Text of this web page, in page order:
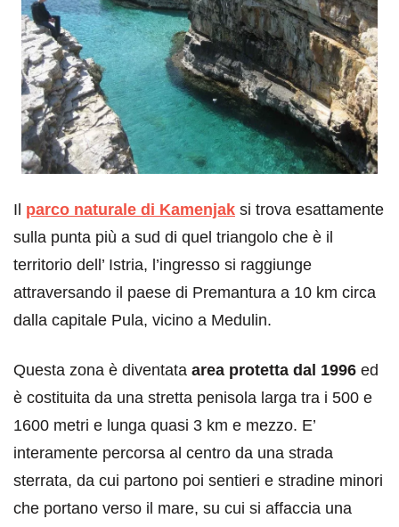
Il parco naturale di Kamenjak si trova esattamente
sulla punta più a sud di quel triangolo che è il
territorio dell’ Istria, l’ingresso si raggiunge
attraversando il paese di Premantura a 10 km circa
dalla capitale Pula, vicino a Medulin.
Questa zona è diventata area protetta dal 1996 ed
è costituita da una stretta penisola larga tra i 500 e
1600 metri e lunga quasi 3 km e mezzo. E’
interamente percorsa al centro da una strada
sterrata, da cui partono poi sentieri e stradine minori
che portano verso il mare, su cui si affaccia una